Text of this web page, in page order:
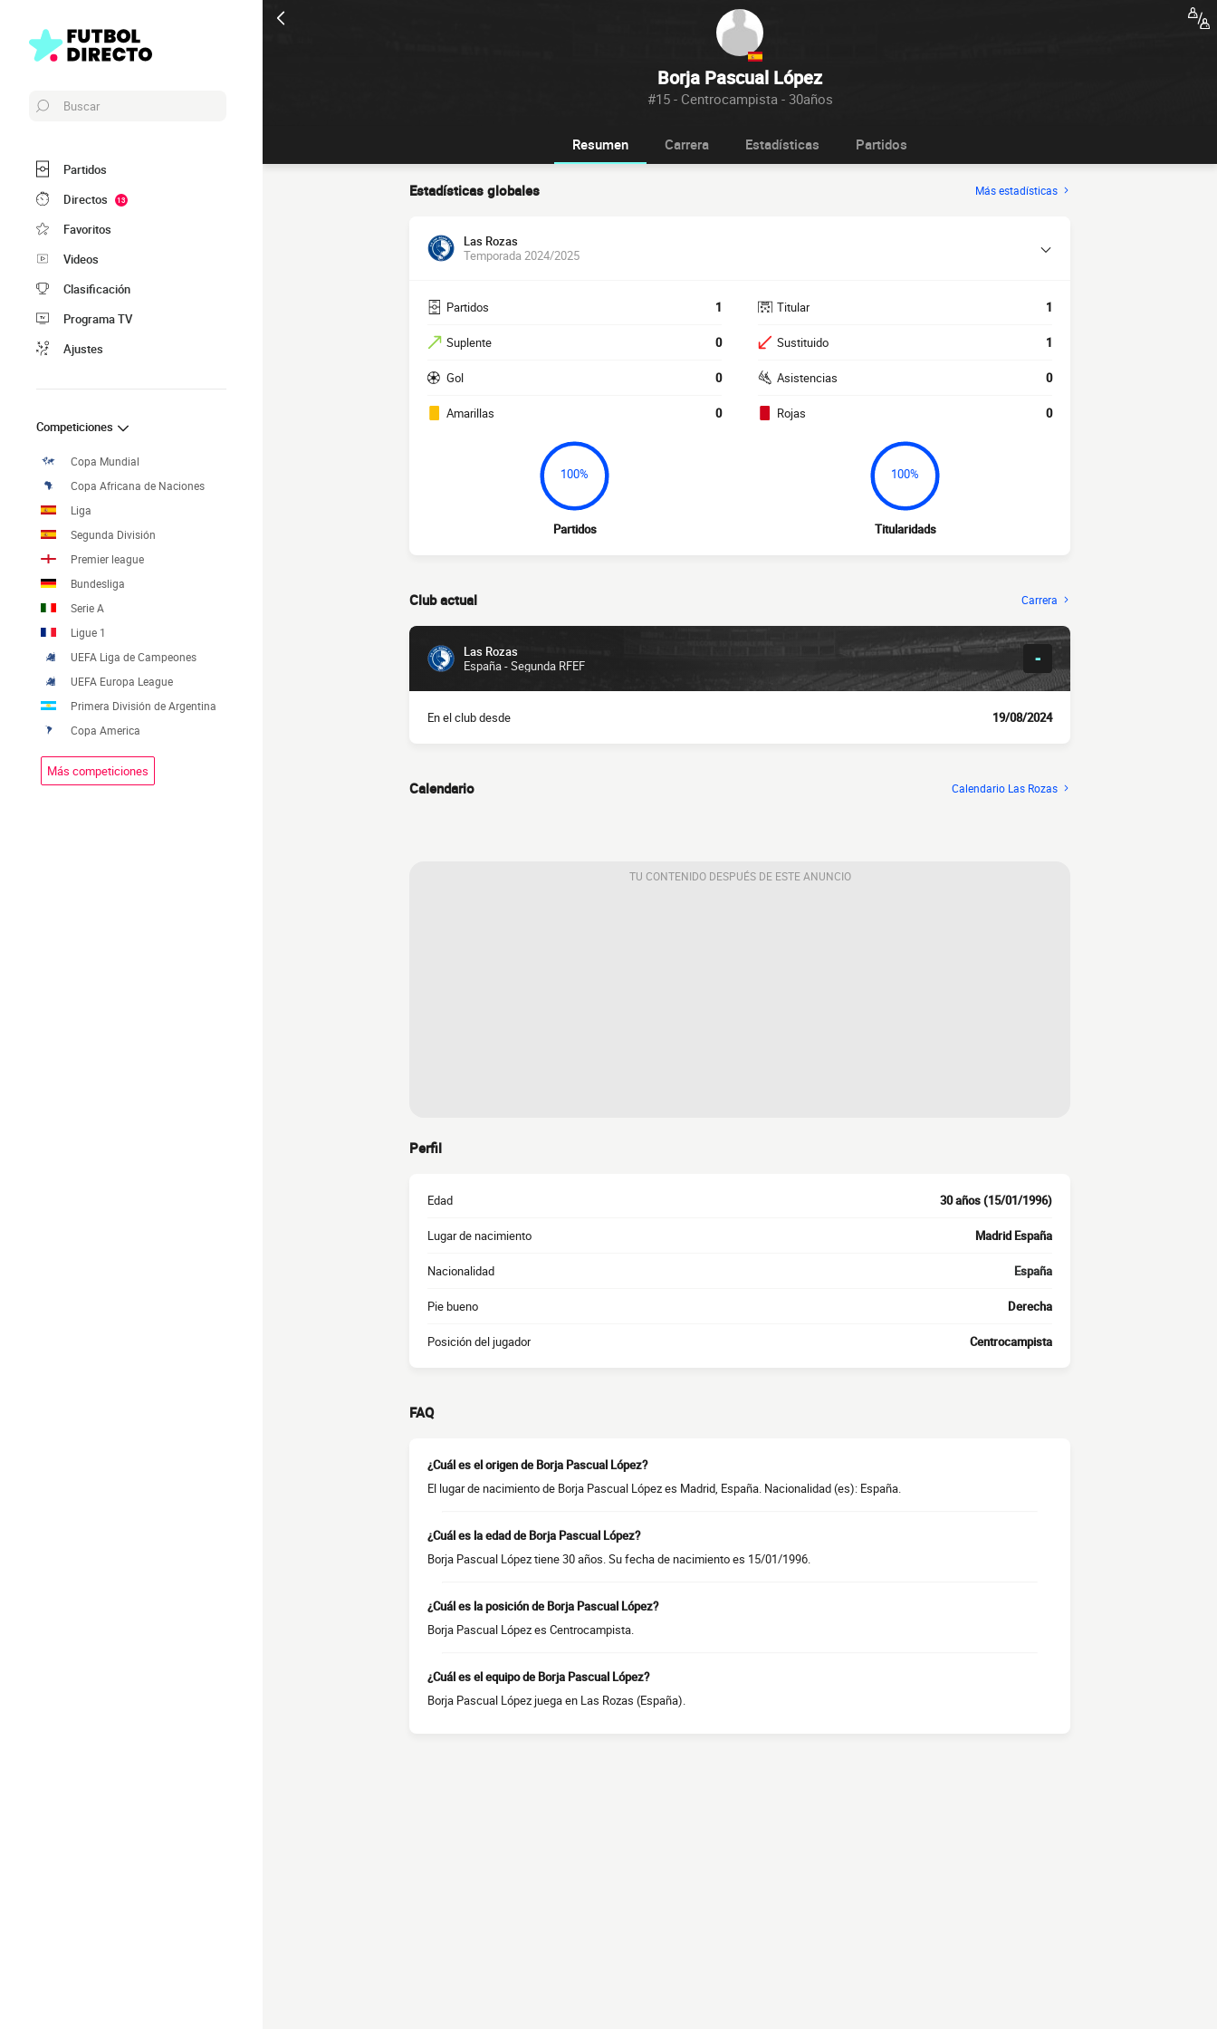
Borja Pascual López
#15 - Centrocampista - 30años
Buscar
Partidos
Directos
13
Favoritos
Videos
Clasificación
Programa TV
Ajustes
Competiciones
Copa Mundial
Copa Africana de Naciones
Liga
Segunda División
Premier league
Bundesliga
Serie A
Ligue 1
UEFA Liga de Campeones
UEFA Europa League
Primera División de Argentina
Copa America
Más competiciones
Resumen Carrera Estadísticas Partidos
Estadísticas globales Más estadísticas
Las Rozas
Temporada 2024/2025
Partidos 1
Suplente 0
Gol 0
Amarillas 0
Titular 1
Sustituido 1
Asistencias 0
Rojas 0
100%
Partidos
100%
Titularidads
Club actual Carrera
Las Rozas
España - Segunda RFEF
-
En el club desde 19/08/2024
Calendario Calendario Las Rozas
TU CONTENIDO DESPUÉS DE ESTE ANUNCIO
Perfil
Edad 30 años (15/01/1996)
Lugar de nacimiento Madrid España
Nacionalidad España
Pie bueno Derecha
Posición del jugador Centrocampista
FAQ
¿Cuál es el origen de Borja Pascual López?
El lugar de nacimiento de Borja Pascual López es Madrid, España. Nacionalidad (es): España.
¿Cuál es la edad de Borja Pascual López?
Borja Pascual López tiene 30 años. Su fecha de nacimiento es 15/01/1996.
¿Cuál es la posición de Borja Pascual López?
Borja Pascual López es Centrocampista.
¿Cuál es el equipo de Borja Pascual López?
Borja Pascual López juega en Las Rozas (España).